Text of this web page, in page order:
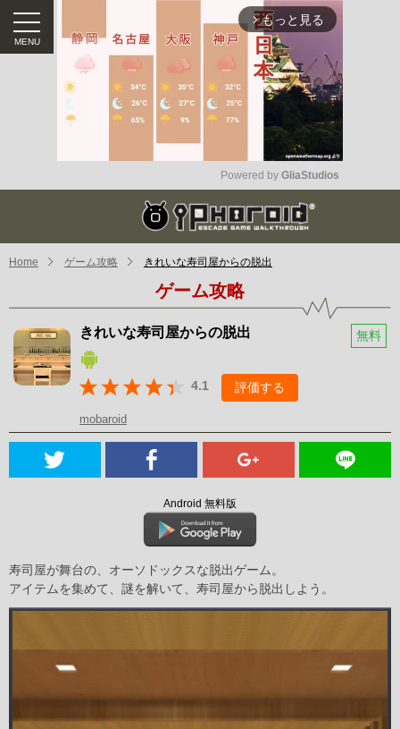
arrow_forward_ios もっと見る
Mute
Powered by GliaStudios
Home ゲーム攻略 きれいな寿司屋からの脱出
ゲーム攻略
きれいな寿司屋からの脱出 無料
4.1 評価する
mobaroid
Android 無料版
寿司屋が舞台の、オーソドックスな脱出ゲーム。
アイテムを集めて、謎を解いて、寿司屋から脱出しよう。